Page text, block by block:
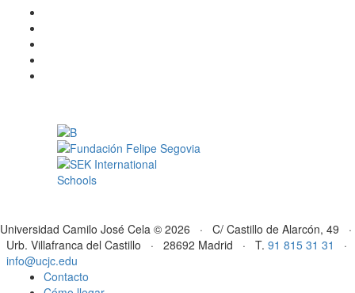
Universidad Camilo José Cela © 2026 · C/ Castillo de Alarcón, 49 ·
Urb. Villafranca del Castillo · 28692 Madrid · T. 91 815 31 31
·
info@ucjc.edu
Contacto